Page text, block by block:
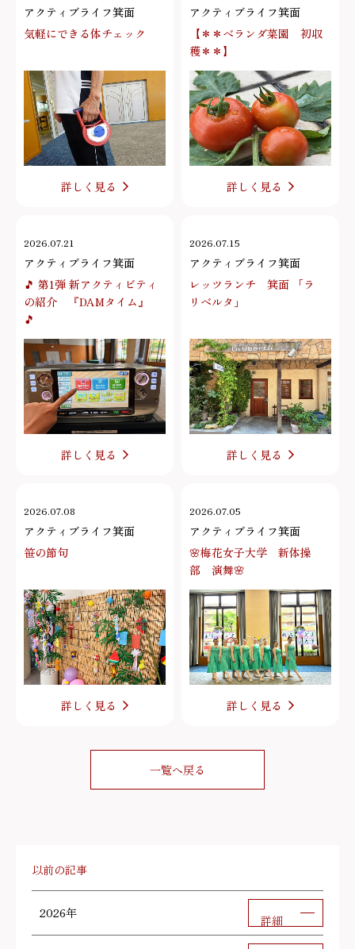
アクティブライフ箕面
気軽にできる体チェック
詳しく見る
アクティブライフ箕面
【＊＊ベランダ菜園 初収
穫＊＊】
詳しく見る
2026.07.21
アクティブライフ箕面
🎵 第1弾 新アクティビティ
の紹介 『DAMタイム』
🎵
詳しく見る
2026.07.15
アクティブライフ箕面
レッツランチ 箕面 「ラ
リベルタ」
詳しく見る
2026.07.08
アクティブライフ箕面
笹の節句
詳しく見る
2026.07.05
アクティブライフ箕面
🌸梅花女子大学 新体操
部 演舞🌸
詳しく見る
一覧へ戻る
以前の記事
2026年 詳細